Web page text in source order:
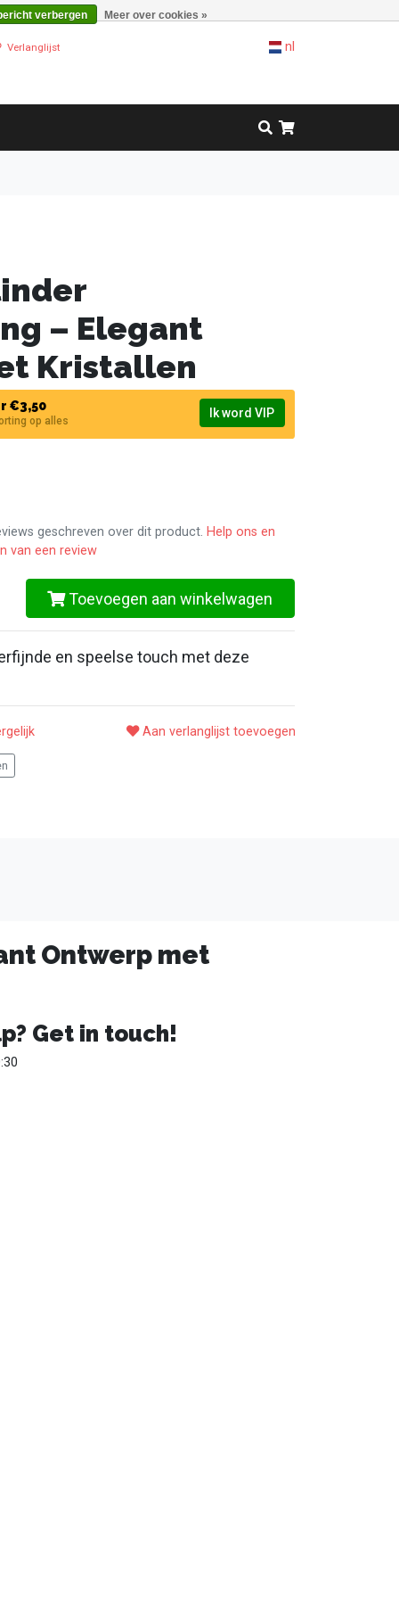
verbergen Meer over cookies »
Verlanglijst nl
– Elegant
Kristallen
€3,50
op alles
Ik word VIP
geschreven over dit product. Help ons en
van een review
Toevoegen aan winkelwagen
en speelse touch met deze
Aan verlanglijst toevoegen
Ontwerp met
Get in touch!